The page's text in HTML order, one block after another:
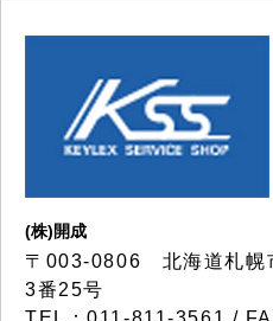
(株)開成
〒003-0806 北海道札幌
3番25号